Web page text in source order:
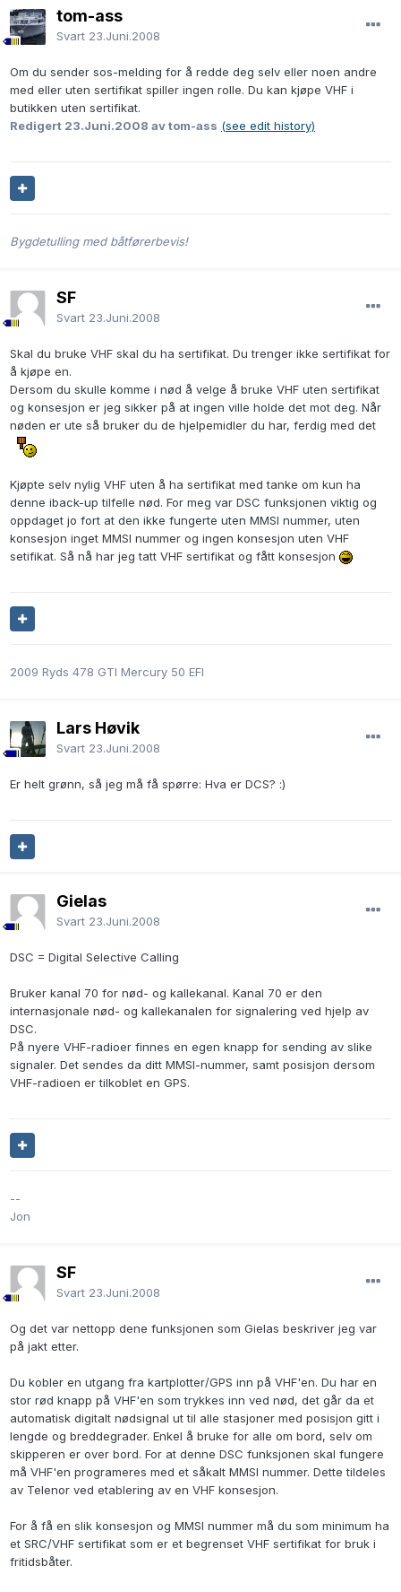
tom-ass
Svart 23.Juni.2008
Om du sender sos-melding for å redde deg selv eller noen andre
med eller uten sertifikat spiller ingen rolle. Du kan kjøpe VHF i
butikken uten sertifikat.
Redigert 23.Juni.2008 av tom-ass (see edit history)
Bygdetulling med båtførerbevis!
SF
Svart 23.Juni.2008
Skal du bruke VHF skal du ha sertifikat. Du trenger ikke sertifikat for
å kjøpe en.
Dersom du skulle komme i nød å velge å bruke VHF uten sertifikat
og konsesjon er jeg sikker på at ingen ville holde det mot deg. Når
nøden er ute så bruker du de hjelpemidler du har, ferdig med det
Kjøpte selv nylig VHF uten å ha sertifikat med tanke om kun ha
denne iback-up tilfelle nød. For meg var DSC funksjonen viktig og
oppdaget jo fort at den ikke fungerte uten MMSI nummer, uten
konsesjon inget MMSI nummer og ingen konsesjon uten VHF
setifikat. Så nå har jeg tatt VHF sertifikat og fått konsesjon
2009 Ryds 478 GTI Mercury 50 EFI
Lars Høvik
Svart 23.Juni.2008
Er helt grønn, så jeg må få spørre: Hva er DCS? :)
Gielas
Svart 23.Juni.2008
DSC = Digital Selective Calling
Bruker kanal 70 for nød- og kallekanal. Kanal 70 er den
internasjonale nød- og kallekanalen for signalering ved hjelp av
DSC.
På nyere VHF-radioer finnes en egen knapp for sending av slike
signaler. Det sendes da ditt MMSI-nummer, samt posisjon dersom
VHF-radioen er tilkoblet en GPS.
--
Jon
SF
Svart 23.Juni.2008
Og det var nettopp dene funksjonen som Gielas beskriver jeg var
på jakt etter.
Du kobler en utgang fra kartplotter/GPS inn på VHF'en. Du har en
stor rød knapp på VHF'en som trykkes inn ved nød, det går da et
automatisk digitalt nødsignal ut til alle stasjoner med posisjon gitt i
lengde og breddegrader. Enkel å bruke for alle om bord, selv om
skipperen er over bord. For at denne DSC funksjonen skal fungere
må VHF'en programeres med et såkalt MMSI nummer. Dette tildeles
av Telenor ved etablering av en VHF konsesjon.
For å få en slik konsesjon og MMSI nummer må du som minimum ha
et SRC/VHF sertifikat som er et begrenset VHF sertifikat for bruk i
fritidsbåter.